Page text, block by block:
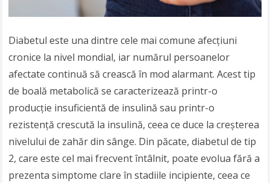
Diabetul este una dintre cele mai comune afecțiuni
cronice la nivel mondial, iar numărul persoanelor
afectate continuă să crească în mod alarmant. Acest tip
de boală metabolică se caracterizează printr-o
producție insuficientă de insulină sau printr-o
rezistență crescută la insulină, ceea ce duce la creșterea
nivelului de zahăr din sânge. Din păcate, diabetul de tip
2, care este cel mai frecvent întâlnit, poate evolua fără a
prezenta simptome clare în stadiile incipiente, ceea ce